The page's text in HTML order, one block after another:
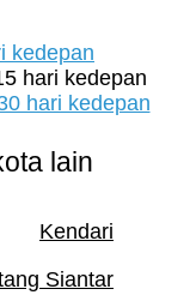
kedepan
hari kedepan
hari kedepan
lain
Kendari
Siantar